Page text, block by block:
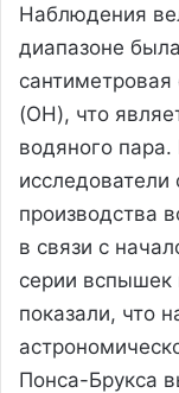
Наблюдения
диапазоне
сантиметровая
(OH), что
водяного
исследователи
производства
в связи с
серии вспышек
показали, что
Понса-Брукса